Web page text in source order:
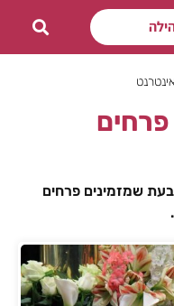
שמזמינים פרחים